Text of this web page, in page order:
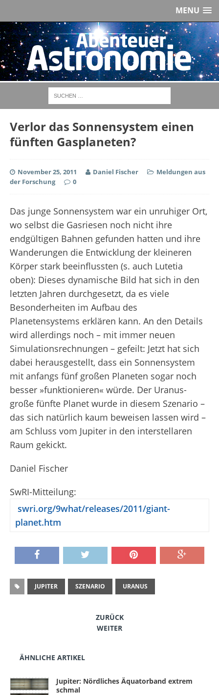
MENU
Verlor das Sonnensystem einen
fünften Gasplaneten?
November 25, 2011 Daniel Fischer
Meldungen aus
der Forschung
0
Das junge Sonnensystem war ein unruhiger Ort,
wo selbst die Gasriesen noch nicht ihre
endgültigen Bahnen gefunden hatten und ihre
Wanderungen die Entwicklung der kleineren
Körper stark beeinflussten (s. auch Lutetia
oben): Dieses dynamische Bild hat sich in den
letzten Jahren durchgesetzt, da es viele
Besonderheiten im Aufbau des
Planetensystems erklären kann. An den Details
wird allerdings noch – mit immer neuen
Simulationsrechnungen – gefeilt: Jetzt hat sich
dabei herausgestellt, dass ein Sonnensystem
mit anfangs fünf großen Planeten sogar noch
besser »funktionieren« würde. Der Uranus-
große fünfte Planet wurde in diesem Szenario –
das sich natürlich kaum beweisen lassen wird –
am Schluss vom Jupiter in den interstellaren
Raum gekickt.
Daniel Fischer
SwRI-Mitteilung:
swri.org/9what/releases/2011/giant-
planet.htm
JUPITER SZENARIO URANUS
ZURÜCK
WEITER
ÄHNLICHE ARTIKEL
Jupiter: Nördliches Äquatorband extrem
schmal